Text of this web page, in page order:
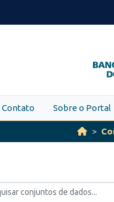
Contato Sobre o Portal